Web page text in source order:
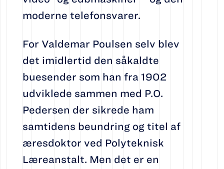
moderne telefonsvarer.
For Valdemar Poulsen selv blev
det imidlertid den såkaldte
buesender som han fra 1902
udviklede sammen med P.O.
Pedersen der sikrede ham
samtidens beundring og titel af
æresdoktor ved Polyteknisk
Læreanstalt. Men det er en